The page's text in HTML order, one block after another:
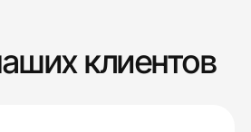
клиентов